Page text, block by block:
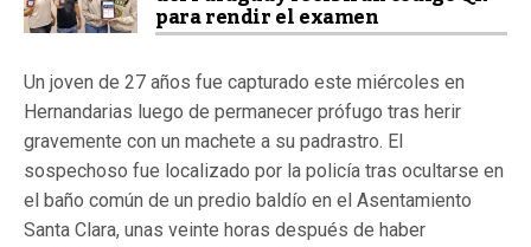
para rendir el examen
Un joven de 27 años fue capturado este miércoles en
Hernandarias luego de permanecer prófugo tras herir
gravemente con un machete a su padrastro. El
sospechoso fue localizado por la policía tras ocultarse en
el baño común de un predio baldío en el Asentamiento
Santa Clara, unas veinte horas después de haber